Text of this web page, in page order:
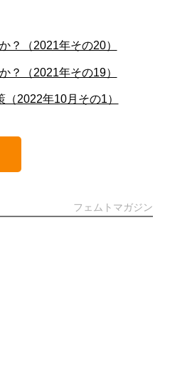
？（2021年その20）
？（2021年その19）
2022年10月その1）
フェムトマガジン